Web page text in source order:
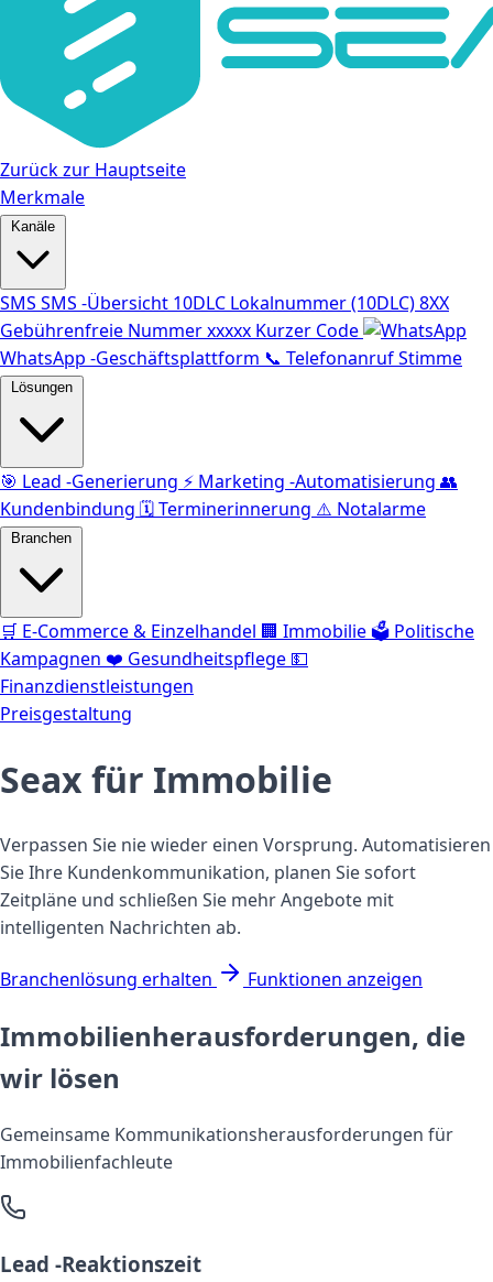
Zurück zur Hauptseite
Merkmale
Kanäle
SMS SMS -Übersicht 10DLC Lokalnummer (10DLC)8XX
Gebührenfreie Nummerxxxxx Kurzer Code
WhatsApp -Geschäftsplattform 📞 Telefonanruf Stimme
Lösungen
🎯 Lead -Generierung ⚡️ Marketing -Automatisierung 👥
Kundenbindung 🗓️Terminerinnerung ⚠️ Notalarme
Branchen
🛒 E-Commerce & Einzelhandel 🏢 Immobilie 🗳️ Politische
Kampagnen ❤️ Gesundheitspflege 💵
Finanzdienstleistungen
Preisgestaltung
Seax für Immobilie
Verpassen Sie nie wieder einen Vorsprung. Automatisieren
Sie Ihre Kundenkommunikation, planen Sie sofort
Zeitpläne und schließen Sie mehr Angebote mit
intelligenten Nachrichten ab.
Branchenlösung erhalten Funktionen anzeigen
Immobilienherausforderungen, die
wir lösen
Gemeinsame Kommunikationsherausforderungen für
Immobilienfachleute
Lead -Reaktionszeit